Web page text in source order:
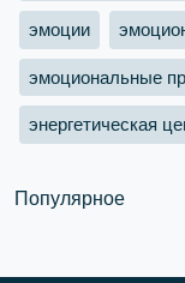
эмоции
эмоциональные
энергетическая
Популярное